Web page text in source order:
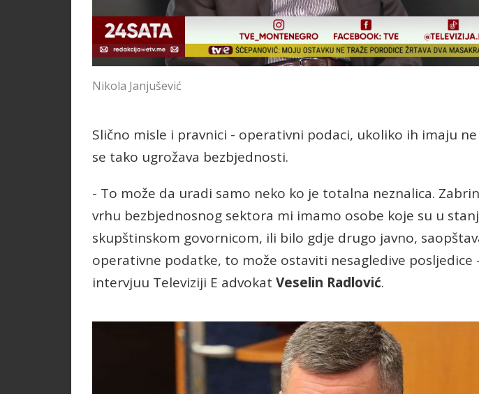
Nikola Janjušević
Slično misle i pravnici - operativni podaci, ukoliko ih imaju
se tako ugrožava bezbjednosti.
- To može da uradi samo neko ko je totalna neznalica.
vrhu bezbjednosnog sektora mi imamo osobe koje su u
skupštinskom govornicom, ili bilo gdje drugo javno,
operativne podatke, to može ostaviti nesagledive posljedice
intervjuu Televiziji E advokat Veselin Radlović.